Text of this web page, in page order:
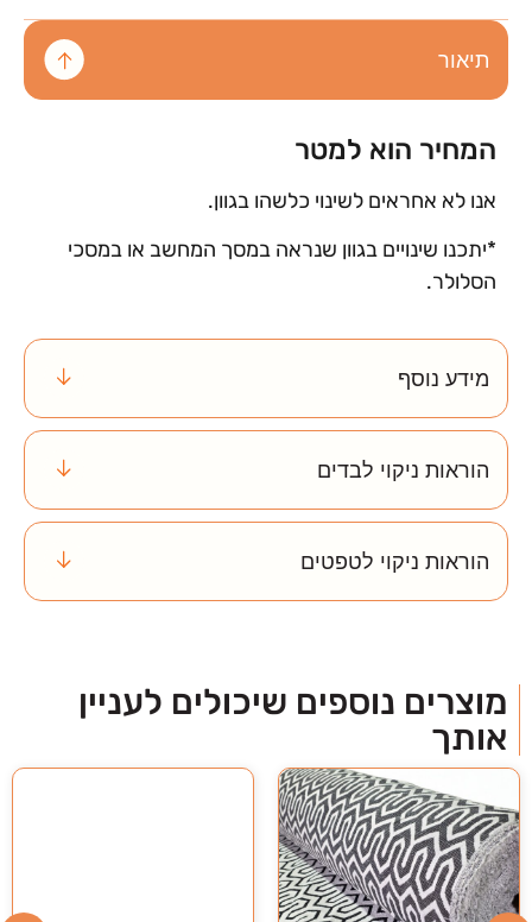
תיאור
המחיר הוא למטר
אנו לא אחראים לשינוי כלשהו בגוון.
*יתכנו שינויים בגוון שנראה במסך המחשב או במסכי
הסלולר.
מידע נוסף
הוראות ניקוי לבדים
הוראות ניקוי לטפטים
מוצרים נוספים שיכולים לעניין
אותך
לצפייה במוצר לצפייה במוצר